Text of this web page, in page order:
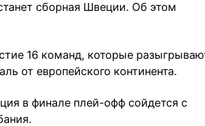
сборная Швеции. Об этом
16 команд, которые
от европейского континента.
в финале плей-офф сойдется с